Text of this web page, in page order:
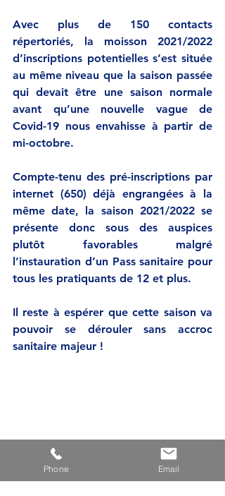
Avec plus de 150 contacts
répertoriés, la moisson 2021/2022
d’inscriptions potentielles s’est située
au même niveau que la saison passée
qui devait être une saison normale
avant qu’une nouvelle vague de
Covid-19 nous envahisse à partir de
mi-octobre.
Compte-tenu des pré-inscriptions par
internet (650) déjà engrangées à la
même date, la saison 2021/2022 se
présente donc sous des auspices
plutôt favorables malgré
l’instauration d’un Pass sanitaire pour
tous les pratiquants de 12 et plus.
Il reste à espérer que cette saison va
pouvoir se dérouler sans accroc
sanitaire majeur !
Phone Email